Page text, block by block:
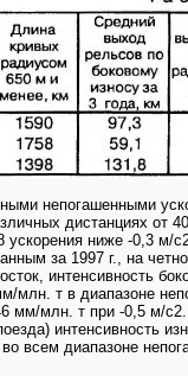
непогашенными
дистанциях от
ускорения ниже -0,3 м/
за 1997 г., на
интенсивность
млн. т в диапазоне
мм/млн. т при -0,5 м/
интенсивность
всем диапазоне